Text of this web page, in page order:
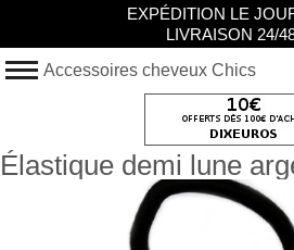
Accessoires cheveux Chics
Élastique demi lune
EXPÉDITION LE
LIVRAISON 24/